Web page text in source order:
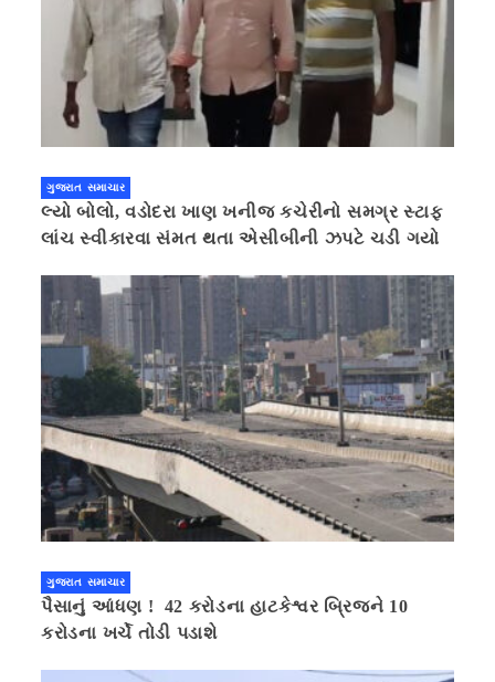
ગુજરાત સમાચાર
લ્યો બોલો, વડોદરા ખાણ ખનીજ કચેરીનો સમગ્ર સ્ટાફ
લાંચ સ્વીકારવા સંમત થતા એસીબીની ઝપટે ચડી ગયો
ગુજરાત સમાચાર
પૈસાનું આંધણ ! 42 કરોડના હાટકેશ્વર બ્રિજને 10
કરોડના ખર્ચે તોડી પડાશે